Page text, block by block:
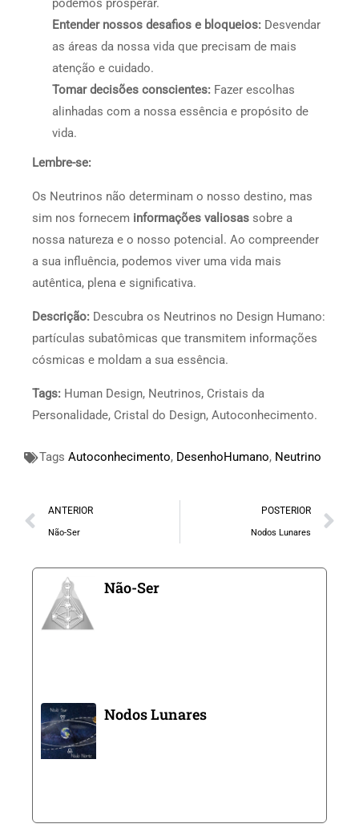
podemos prosperar.
Entender nossos desafios e bloqueios: Desvendar
as áreas da nossa vida que precisam de mais
atenção e cuidado.
Tomar decisões conscientes: Fazer escolhas
alinhadas com a nossa essência e propósito de
vida.
Lembre-se:
Os Neutrinos não determinam o nosso destino, mas
sim nos fornecem informações valiosas sobre a
nossa natureza e o nosso potencial. Ao compreender
a sua influência, podemos viver uma vida mais
autêntica, plena e significativa.
Descrição: Descubra os Neutrinos no Design Humano:
partículas subatômicas que transmitem informações
cósmicas e moldam a sua essência.
Tags: Human Design, Neutrinos, Cristais da
Personalidade, Cristal do Design, Autoconhecimento.
Tags Autoconhecimento, DesenhoHumano, Neutrino
ANTERIOR
Não-Ser
POSTERIOR
Nodos Lunares
Não-Ser
Nodos Lunares